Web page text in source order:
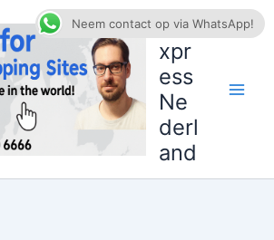
AliE
xpr
ess
Ne
derl
and
Neem contact op via WhatsApp!